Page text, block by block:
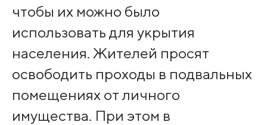
чтобы их можно было
использовать для укрытия
населения. Жителей просят
освободить проходы в подвальных
помещениях от личного
имущества. При этом в